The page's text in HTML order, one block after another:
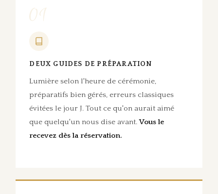
01
DEUX GUIDES DE PRÉPARATION
Lumière selon l'heure de cérémonie,
préparatifs bien gérés, erreurs classiques
évitées le jour J. Tout ce qu'on aurait aimé
que quelqu'un nous dise avant.Vous le
recevez dès la réservation.